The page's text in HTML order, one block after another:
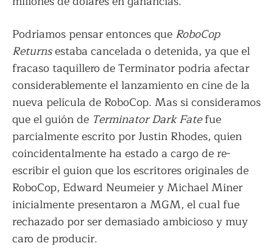
Podríamos pensar entonces que RoboCop
Returnsestaba cancelada o detenida, ya que el
fracaso taquillero de Terminator podría afectar
considerablemente el lanzamiento en cine de la
nueva película de RoboCop. Mas si consideramos
que el guión de Terminator Dark Fatefue
parcialmente escrito por Justin Rhodes, quien
coincidentalmente ha estado a cargo de re-
escribir el guion que los escritores originales de
RoboCop, Edward Neumeier y Michael Miner
inicialmente presentaron a MGM, el cual fue
rechazado por ser demasiado ambicioso y muy
caro de producir.